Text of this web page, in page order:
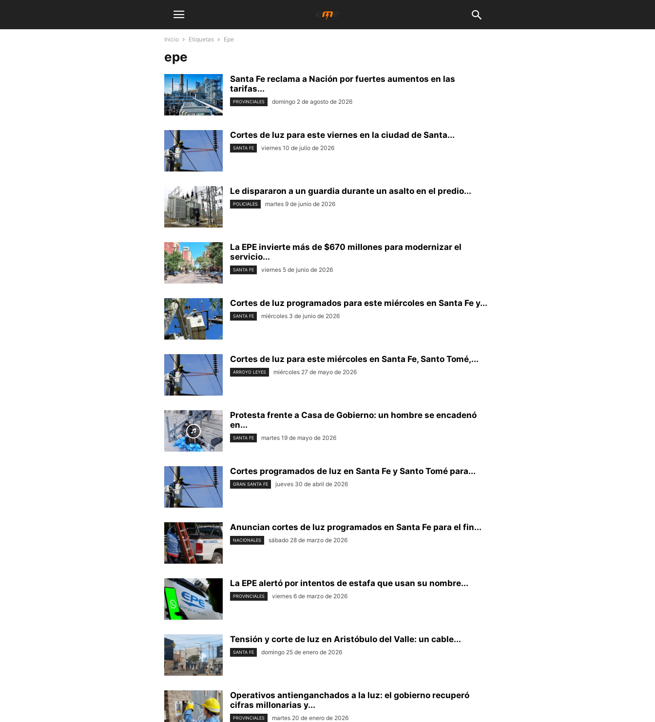
Inicio Etiquetas Epe
epe
Santa Fe reclama a Nación por fuertes aumentos en las
tarifas...
PROVINCIALES domingo 2 de agosto de 2026
Cortes de luz para este viernes en la ciudad de Santa...
SANTA FE viernes 10 de julio de 2026
Le dispararon a un guardia durante un asalto en el predio...
POLICIALES martes 9 de junio de 2026
La EPE invierte más de $670 millones para modernizar el
servicio...
SANTA FE viernes 5 de junio de 2026
Cortes de luz programados para este miércoles en Santa Fe y...
SANTA FE miércoles 3 de junio de 2026
Cortes de luz para este miércoles en Santa Fe, Santo Tomé,...
ARROYO LEYES miércoles 27 de mayo de 2026
Protesta frente a Casa de Gobierno: un hombre se encadenó
en...
SANTA FE martes 19 de mayo de 2026
Cortes programados de luz en Santa Fe y Santo Tomé para...
GRAN SANTA FE jueves 30 de abril de 2026
Anuncian cortes de luz programados en Santa Fe para el fin...
NACIONALES sábado 28 de marzo de 2026
La EPE alertó por intentos de estafa que usan su nombre...
PROVINCIALES viernes 6 de marzo de 2026
Tensión y corte de luz en Aristóbulo del Valle: un cable...
SANTA FE domingo 25 de enero de 2026
Operativos antienganchados a la luz: el gobierno recuperó
cifras millonarias y...
PROVINCIALES martes 20 de enero de 2026